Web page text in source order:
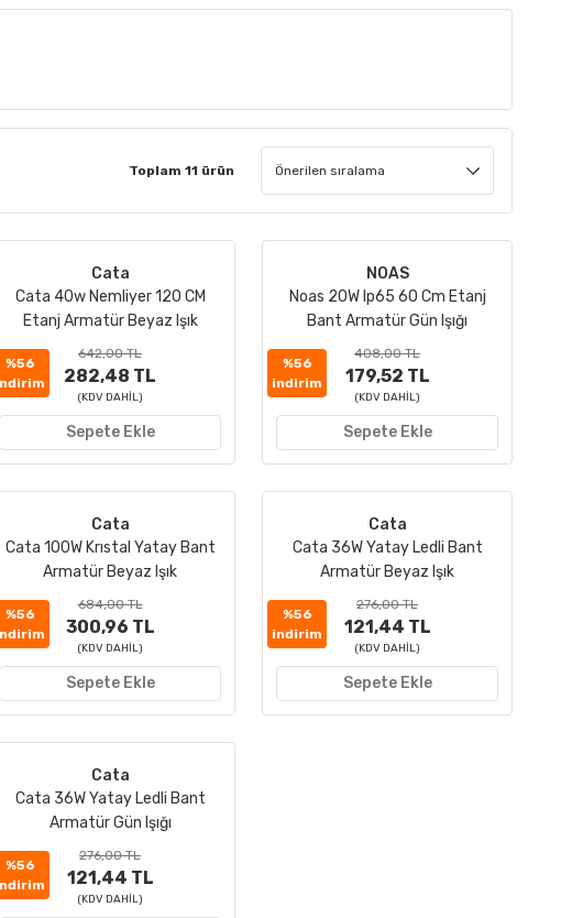
Toplam 11 ürün
Cata
Cata 40w Nemliyer 120 CM
Etanj Armatür Beyaz Işık
642,00 TL
282,48 TL
(KDV DAHİL)
Sepete Ekle
%56
NOAS
Noas 20W Ip65 60 Cm Etanj
Bant Armatür Gün Işığı
408,00 TL
179,52 TL
(KDV DAHİL)
Sepete Ekle
%56
indirim
Cata
Cata 100W Krıstal Yatay Bant
Armatür Beyaz Işık
684,00 TL
300,96 TL
(KDV DAHİL)
Sepete Ekle
%56
Cata
Cata 36W Yatay Ledli Bant
Armatür Beyaz Işık
276,00 TL
121,44 TL
(KDV DAHİL)
Sepete Ekle
%56
indirim
Cata
Cata 36W Yatay Ledli Bant
Armatür Gün Işığı
276,00 TL
121,44 TL
(KDV DAHİL)
%56